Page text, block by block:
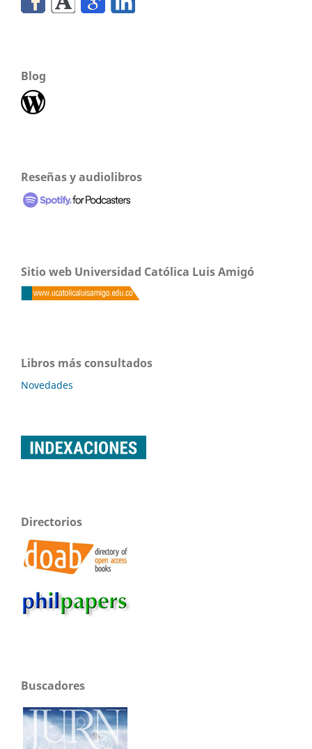
Blog
Reseñas y audiolibros
Sitio web Universidad Católica Luis Amigó
Libros más consultados
Novedades
Directorios
Buscadores